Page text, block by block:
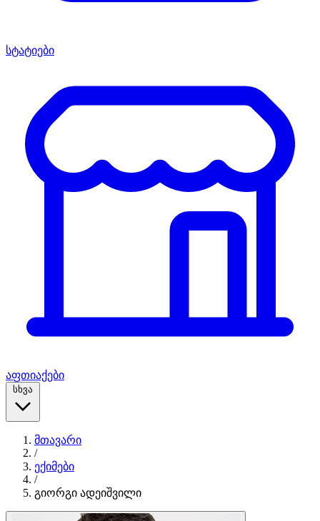
სტატიები
აფთიაქები
სხვა
მთავარი
/
ექიმები
/
გიორგი ადეიშვილი